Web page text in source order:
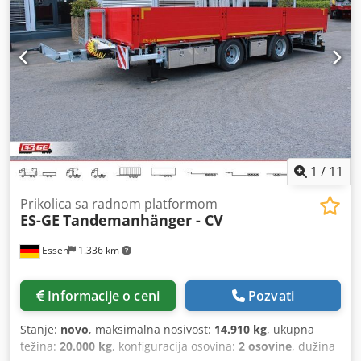
kočenjem, 100 km/h (opciono), sa sklopivom utovarnom
rampom (opciono), niskopodni, sa mogućnošću spuštanja
platforme Visina utovara: 400 mm Zadržavamo pravo na
greške i prethodnu prodaju.
1 / 11
Essen 1.336 km
Prikolica sa radnom platformom
ES-GE Tandemanhänger - CV
Informacije o ceni Pozvati
Stanje: novo, maksimalna nosivost: 14.910 kg, ukupna
težina: 20.000 kg, konfiguracija osovina: 2 osovine, dužina